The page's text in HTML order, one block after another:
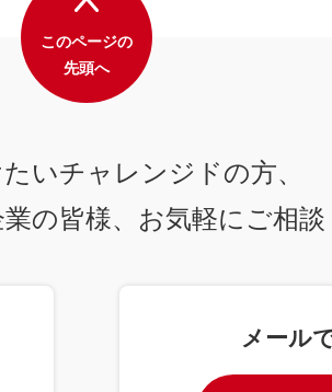
このページの
先頭へ
いチャレンジドの方、
の皆様、 お気軽にご相
メール